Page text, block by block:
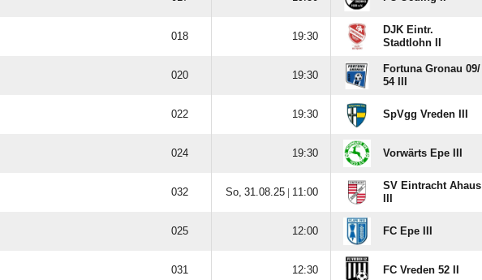
 
DJK Eintr.
Stadtlohn II
 
Fortuna Gronau 09/​
54 III
  SpVgg Vreden III
  Vorwärts Epe III
   | 
SV Eintracht Ahaus
  FC Epe III
  FC Vreden 52 II